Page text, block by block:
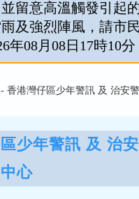
留意高溫觸發引起
及強烈陣風，請市
年08月08日17時10
香港灣仔區少年警訊 及 治安
少年警訊 及 治
心